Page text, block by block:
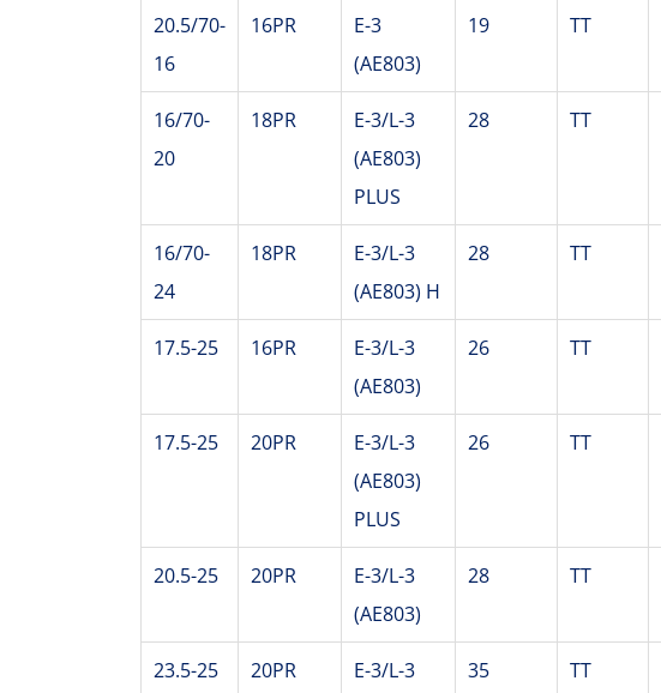
Size
Ply
Pattern
Code
Tread
(mm)
TT/TL
20.5/70-
16
16PR
E-3
(AE803)
19 TT
16/70-
20
18PR
E-3/L-3
(AE803)
PLUS
28 TT
16/70-
24
18PR
E-3/L-3
(AE803) H
28 TT
17.5-25 16PR
E-3/L-3
(AE803)
26 TT
17.5-25 20PR
E-3/L-3
(AE803)
PLUS
26 TT
20.5-25 20PR
E-3/L-3
(AE803)
28 TT
23.5-25 20PR
E-3/L-3
35 TT